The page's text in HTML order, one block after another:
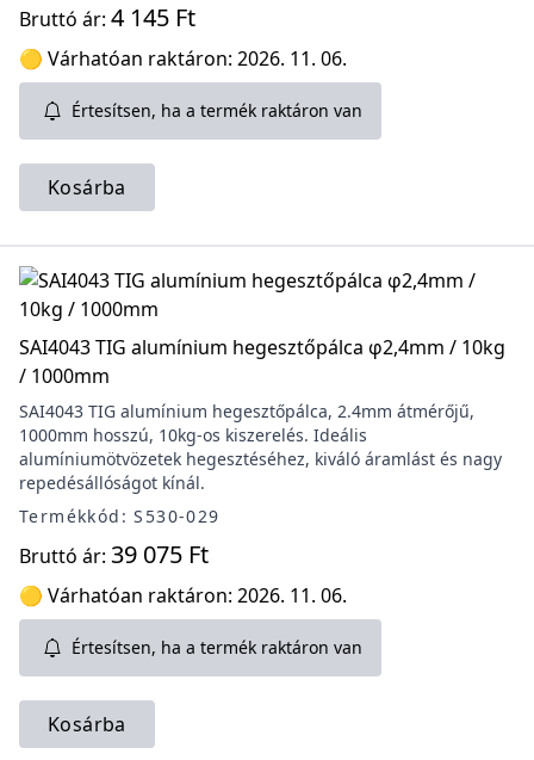
Bruttó ár: 4 145 Ft
🟡 Várhatóan raktáron: 2026. 11. 06.
Értesítsen, ha a termék raktáron van
Kosárba
SAI4043 TIG alumínium hegesztőpálca φ2,4mm / 10kg
/ 1000mm
SAI4043 TIG alumínium hegesztőpálca, 2.4mm átmérőjű,
1000mm hosszú, 10kg-os kiszerelés. Ideális
alumíniumötvözetek hegesztéséhez, kiváló áramlást és nagy
repedésállóságot kínál.
Termékkód: S530-029
Bruttó ár: 39 075 Ft
🟡 Várhatóan raktáron: 2026. 11. 06.
Értesítsen, ha a termék raktáron van
Kosárba